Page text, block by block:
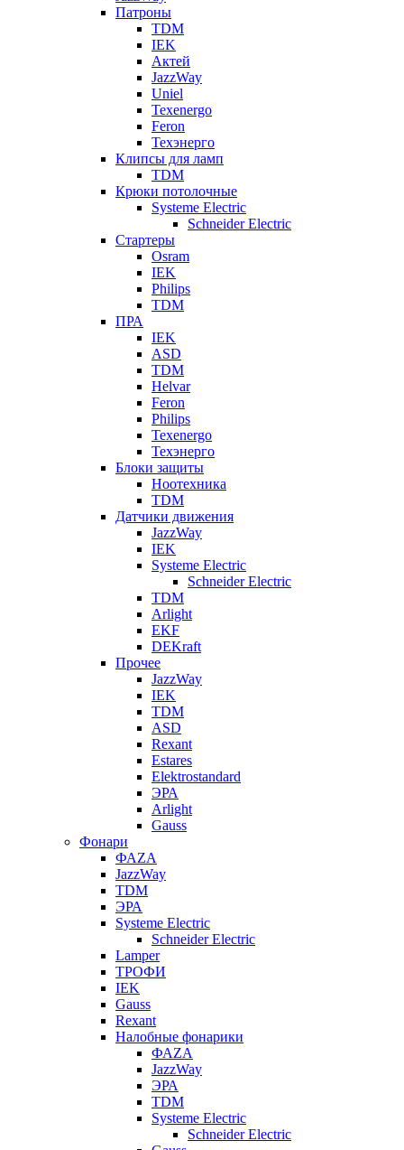
Патроны
TDM
IEK
Актей
JazzWay
Uniel
Texenergo
Feron
Техэнерго
Клипсы для ламп
TDM
Крюки потолочные
Systeme Electric
Schneider Electric
Стартеры
Osram
IEK
Philips
TDM
ПРА
IEK
ASD
TDM
Helvar
Feron
Philips
Texenergo
Техэнерго
Блоки защиты
Ноотехника
TDM
Датчики движения
JazzWay
IEK
Systeme Electric
Schneider Electric
TDM
Arlight
EKF
DEKraft
Прочее
JazzWay
IEK
TDM
ASD
Rexant
Estares
Elektrostandard
ЭРА
Arlight
Gauss
Фонари
ФАZА
JazzWay
TDM
ЭРА
Systeme Electric
Schneider Electric
Lamper
ТРОФИ
IEK
Gauss
Rexant
Налобные фонарики
ФАZА
JazzWay
ЭРА
TDM
Systeme Electric
Schneider Electric